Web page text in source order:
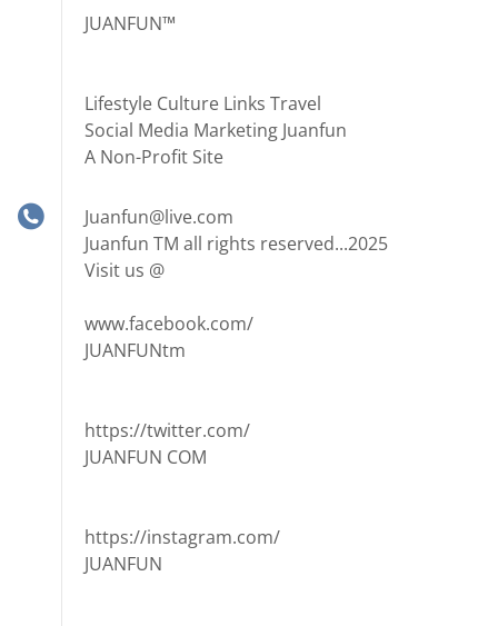
JUANFUN™
Lifestyle Culture Links Travel
Social Media Marketing Juanfun
A Non-Profit Site
Juanfun@live.com
Juanfun TM all rights reserved...2025
Visit us @
www.facebook.com/
JUANFUNtm
https://twitter.com/
JUANFUN COM
https://instagram.com/
JUANFUN